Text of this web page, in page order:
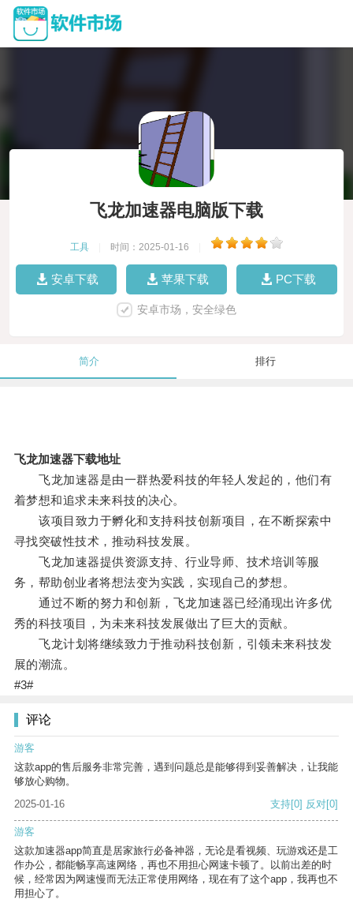
飞龙加速器电脑版下载
工具 时间：2025-01-16
安卓下载 苹果下载 PC下载
安卓市场，安全绿色
简介 排行
飞龙加速器下载地址
飞龙加速器是由一群热爱科技的年轻人发起的，他们有
着梦想和追求未来科技的决心。
该项目致力于孵化和支持科技创新项目，在不断探索中
寻找突破性技术，推动科技发展。
飞龙加速器提供资源支持、行业导师、技术培训等服
务，帮助创业者将想法变为实践，实现自己的梦想。
通过不断的努力和创新，飞龙加速器已经涌现出许多优
秀的科技项目，为未来科技发展做出了巨大的贡献。
飞龙计划将继续致力于推动科技创新，引领未来科技发
展的潮流。
#3#
评论
游客
这款app的售后服务非常完善，遇到问题总是能够得到妥善解决，让我能
够放心购物。
2025-01-16
支持[0] 反对[0]
游客
这款加速器app简直是居家旅行必备神器，无论是看视频、玩游戏还是工
作办公，都能畅享高速网络，再也不用担心网速卡顿了。以前出差的时
候，经常因为网速慢而无法正常使用网络，现在有了这个app，我再也不
用担心了。